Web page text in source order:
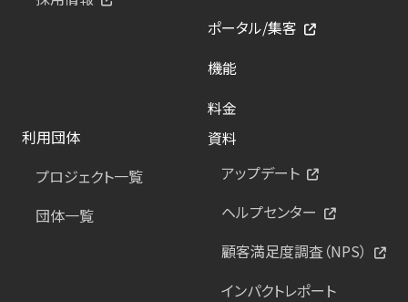
ポータル/集客
機能
料金
利用団体
プロジェクト一覧
団体一覧
資料
アップデート
ヘルプセンター
顧客満足度調査（NPS）
インパクトレポート